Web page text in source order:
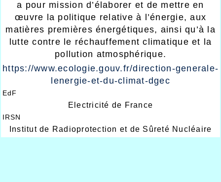
a pour mission d’élaborer et de mettre en
œuvre la politique relative à l’énergie, aux
matières premières énergétiques, ainsi qu’à la
lutte contre le réchauffement climatique et la
pollution atmosphérique.
https://www.ecologie.gouv.fr/direction-generale-
lenergie-et-du-climat-dgec
EdF
Electricité de France
IRSN
Institut de Radioprotection et de Sûreté Nucléaire